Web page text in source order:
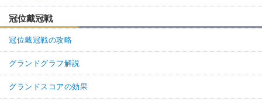
冠位戴冠戦
冠位戴冠戦の攻略
グランドグラフ解説
グランドスコアの効果